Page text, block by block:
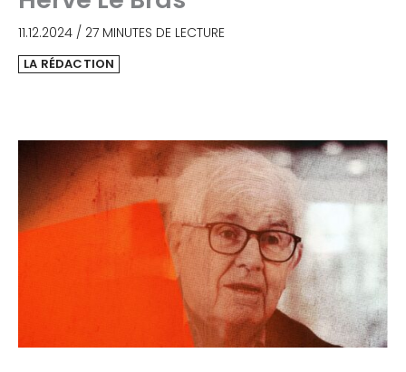
11.12.2024 / 27 MINUTES DE LECTURE
LA RÉDACTION